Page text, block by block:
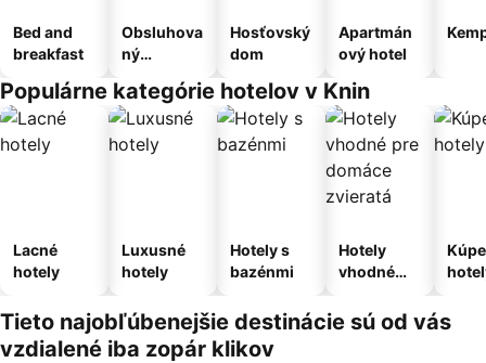
Bed and
breakfast
Obsluhova
ný
Hosťovský
dom
Apartmán
ový hotel
Populárne kategórie hotelov v Knin
Lacné
hotely
Luxusné
hotely
Hotely s
bazénmi
Hotely
vhodné
domáce
zvieratá
Tieto najobľúbenejšie destinácie sú od vás
vzdialené iba zopár klikov